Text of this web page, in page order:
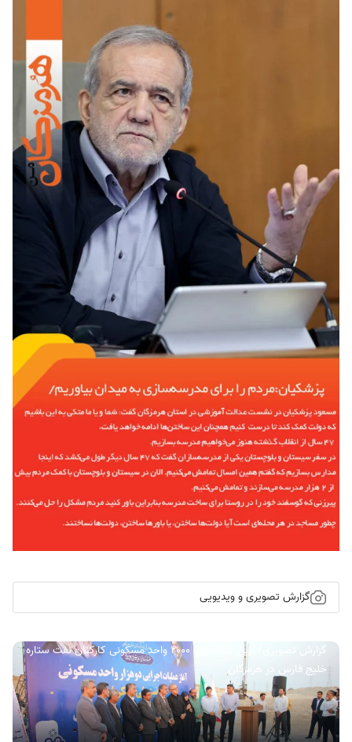
گزارش تصویری و ویدیویی
گزارش تصویری/ آیین کلنگ زنی ۲۰۰۰ واحد مسکونی کارکنان نفت ستاره
خلیج فارس در هرمزگان